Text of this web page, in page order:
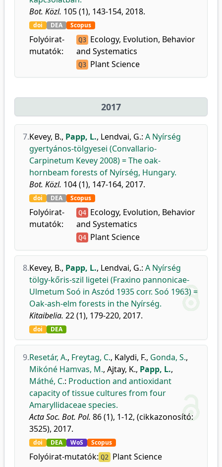
Bot. Közl. 105 (1), 143-154, 2018.
doi DEA Scopus
Folyóirat-
mutatók:
Q3 Ecology, Evolution, Behavior
and Systematics
Q3 Plant Science
2017
7.Kevey, B., Papp, L., Lendvai, G.: A Nyírség
gyertyános-tölgyesei (Convallario-
Carpinetum Kevey 2008) = The oak-
hornbeam forests of Nyírség, Hungary.
Bot. Közl. 104 (1), 147-164, 2017.
doi DEA Scopus
Folyóirat-
mutatók:
Q4 Ecology, Evolution, Behavior
and Systematics
Q4 Plant Science
8.Kevey, B., Papp, L., Lendvai, G.: A Nyírség
tölgy-kőris-szil ligetei (Fraxino pannonicae-
Ulmetum Soó in Aszód 1935 corr. Soó 1963) =
Oak-ash-elm forests in the Nyírség.
Kitaibelia. 22 (1), 179-220, 2017.
doi DEA
9.Resetár, A., Freytag, C., Kalydi, F., Gonda, S.,
Mikóné Hamvas, M., Ajtay, K., Papp, L.,
Máthé, C.: Production and antioxidant
capacity of tissue cultures from four
Amaryllidaceae species.
Acta Soc. Bot. Pol. 86 (1), 1-12, (cikkazonosító:
3525), 2017.
doi DEA WoS Scopus
Folyóirat-mutatók: Q2 Plant Science